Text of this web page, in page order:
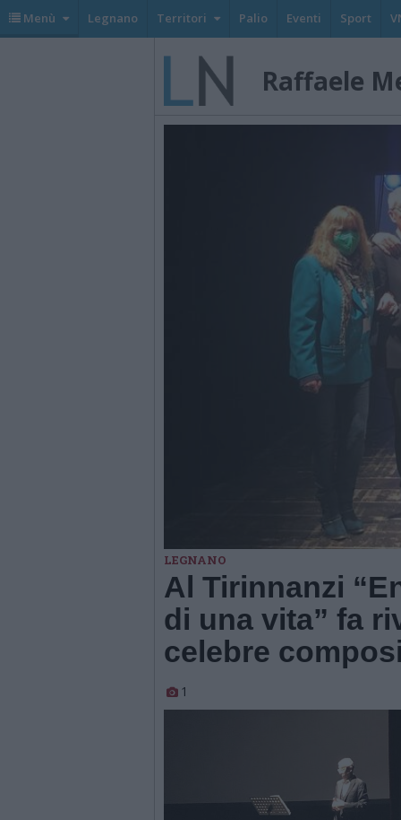
Menù Legnano Territori Palio Eventi Sport
Raffaele
LEGNANO
Al Tirinnanzi
di una vita” fa
celebre
1